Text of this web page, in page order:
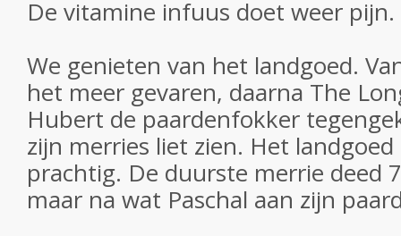
De vitamine infuus doet weer pijn.
We genieten van het landgoed.
het meer gevaren, daarna The
Hubert de paardenfokker
zijn merries liet zien. Het
prachtig. De duurste merrie deed
maar na wat Paschal aan zijn